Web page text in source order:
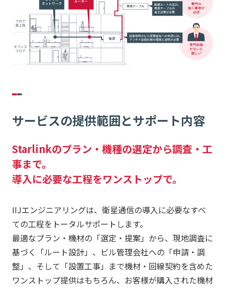
サービスの提供範囲とサポート内容
Starlinkのプラン・機種の選定から調査・工
事まで。
導入に必要な工程をワンストップで。
IIJエンジニアリングは、衛星通信の導入に必要なすべ
ての工程をトータルサポートします。
最適なプラン・機材の「選定・提案」から、現地調査に
基づく「ルート設計」、ビル管理会社への「申請・調
整」、そして「設置工事」まで機材・回線契約を含めた
ワンストップ提供はもちろん、お客様が購入された機材